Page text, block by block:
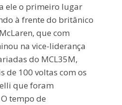
ele o primeiro lugar
à frente do britânico
que com
na vice-liderança
do MCL35M,
de 100 voltas com os
que foram
tempo de